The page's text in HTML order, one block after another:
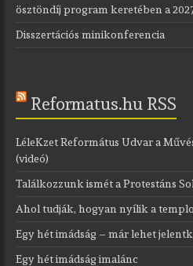
ösztöndíj program keretében a
Disszertációs mini­konferencia
Reformatus.hu RSS
LéleKzet Református Udvar a
(videó)
Találkozzunk ismét a Protestáns
Ahol tudják, hogyan nyílik a
Egy hét imádság – már lehet
Egy hét imádság imalánc